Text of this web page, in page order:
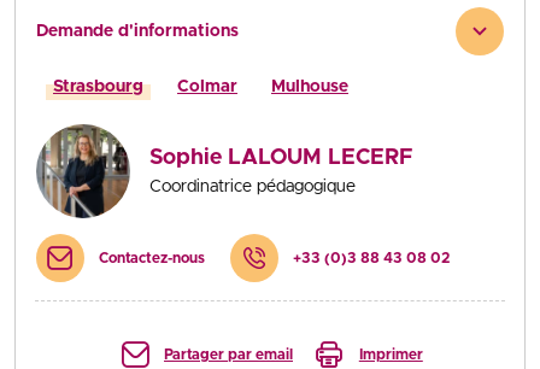
Demande d'informations
Strasbourg Colmar Mulhouse
Sophie LALOUM LECERF
Coordinatrice pédagogique
Contactez-nous +33 (0)3 88 43 08 02
Partager par email Imprimer